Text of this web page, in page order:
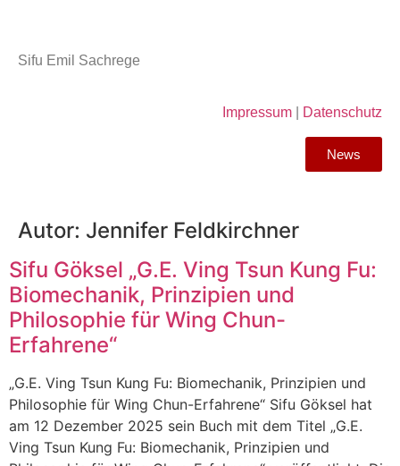
Sifu Emil Sachrege
News
Impressum Datenschutz
Autor: Jennifer Feldkirchner
Sifu Göksel „G.E. Ving Tsun Kung Fu:
Biomechanik, Prinzipien und
Philosophie für Wing Chun-
Erfahrene“
„G.E. Ving Tsun Kung Fu: Biomechanik, Prinzipien und
Philosophie für Wing Chun-Erfahrene“ Sifu Göksel hat
am 12 Dezember 2025 sein Buch mit dem Titel „G.E.
Ving Tsun Kung Fu: Biomechanik, Prinzipien und